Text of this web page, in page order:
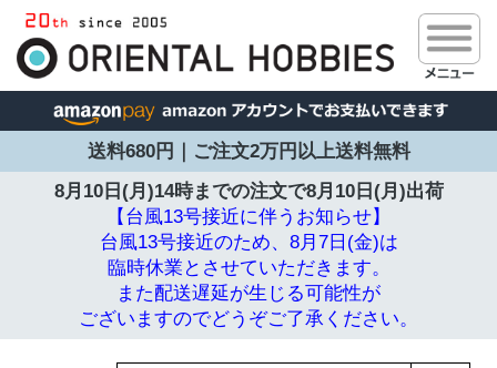
送料680円｜ご注文2万円以上送料無料
8月10日(月)14時までの注文で8月10日(月)出荷
【台風13号接近に伴うお知らせ】
台風13号接近のため、8月7日(金)は
臨時休業とさせていただきます。
また配送遅延が生じる可能性が
ございますのでどうぞご了承ください。